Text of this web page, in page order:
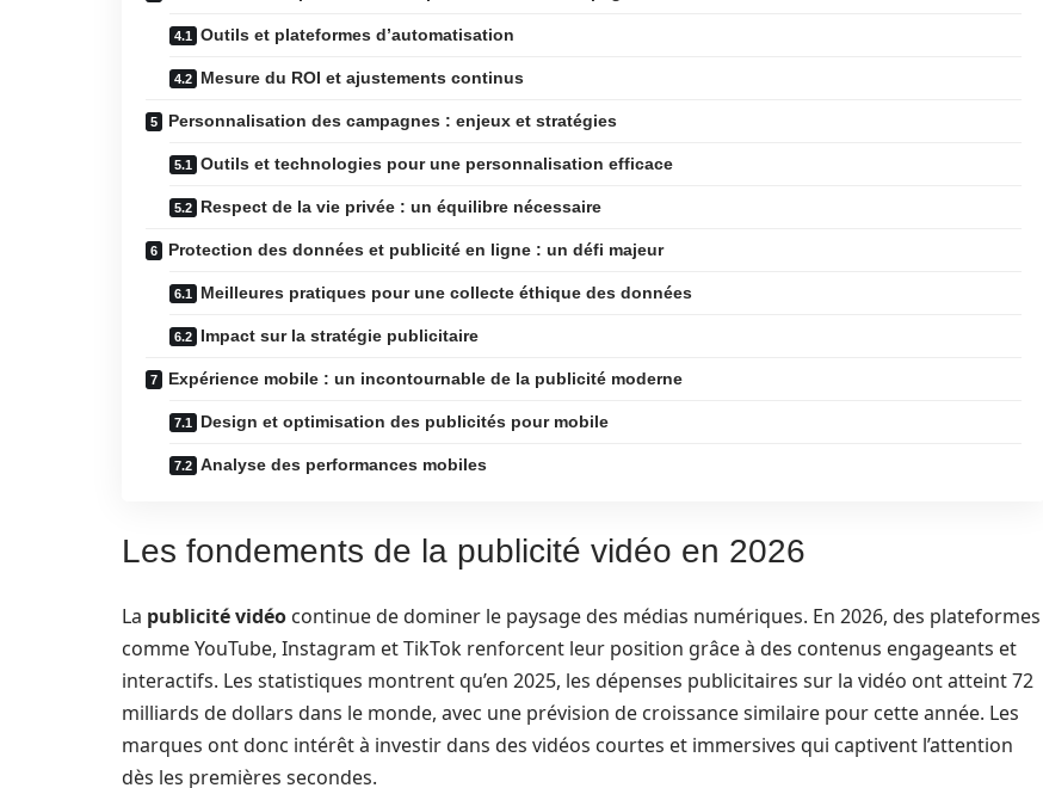
Outils et plateformes d’automatisation
Mesure du ROI et ajustements continus
Personnalisation des campagnes : enjeux et stratégies
Outils et technologies pour une personnalisation efficace
Respect de la vie privée : un équilibre nécessaire
Protection des données et publicité en ligne : un défi majeur
Meilleures pratiques pour une collecte éthique des données
Impact sur la stratégie publicitaire
Expérience mobile : un incontournable de la publicité moderne
Design et optimisation des publicités pour mobile
Analyse des performances mobiles
Les fondements de la publicité vidéo en 2026
La publicité vidéo continue de dominer le paysage des médias numériques. En 2026, des plateformes
comme YouTube, Instagram et TikTok renforcent leur position grâce à des contenus engageants et
interactifs. Les statistiques montrent qu’en 2025, les dépenses publicitaires sur la vidéo ont atteint 72
milliards de dollars dans le monde, avec une prévision de croissance similaire pour cette année. Les
marques ont donc intérêt à investir dans des vidéos courtes et immersives qui captivent l’attention
dès les premières secondes.